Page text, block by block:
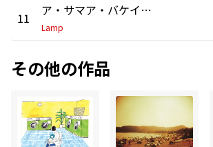
11 ア・サマア・バケイション
Lamp
その他の作品